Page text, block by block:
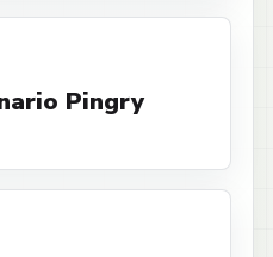
Pingry